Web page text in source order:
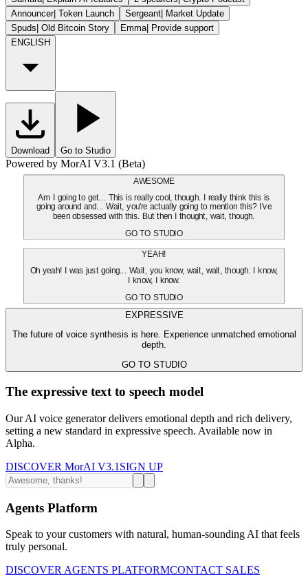
Announcer| Token Launch Sergeant| Market Update
Spuds| Old Bitcoin Story Emma| Provide support
ENGLISH
Download Go to Studio
Powered by MorAI V3.1 (Beta)
AWESOME
Am I going to get... This is really cool, though. I really think this is
going around and... Wait, you're actually going to mention this? I've
been obsessed with this. But then I thought, wait, though.
GO TO STUDIO
YEAH!
Oh yeah! I was just going... Wait, you know, wait, wait, though. I know,
I know, I know.
GO TO STUDIO
EXPRESSIVE
The future of voice synthesis is here. Experience unmatched emotional
depth.
GO TO STUDIO
The expressive text to speech model
Our AI voice generator delivers emotional depth and rich delivery,
setting a new standard in expressive speech. Available now in
Alpha.
DISCOVER MorAI V3.1 SIGN UP
Agents Platform
Speak to your customers with natural, human-sounding AI that feels
truly personal.
DISCOVER AGENTS PLATFORMCONTACT SALES